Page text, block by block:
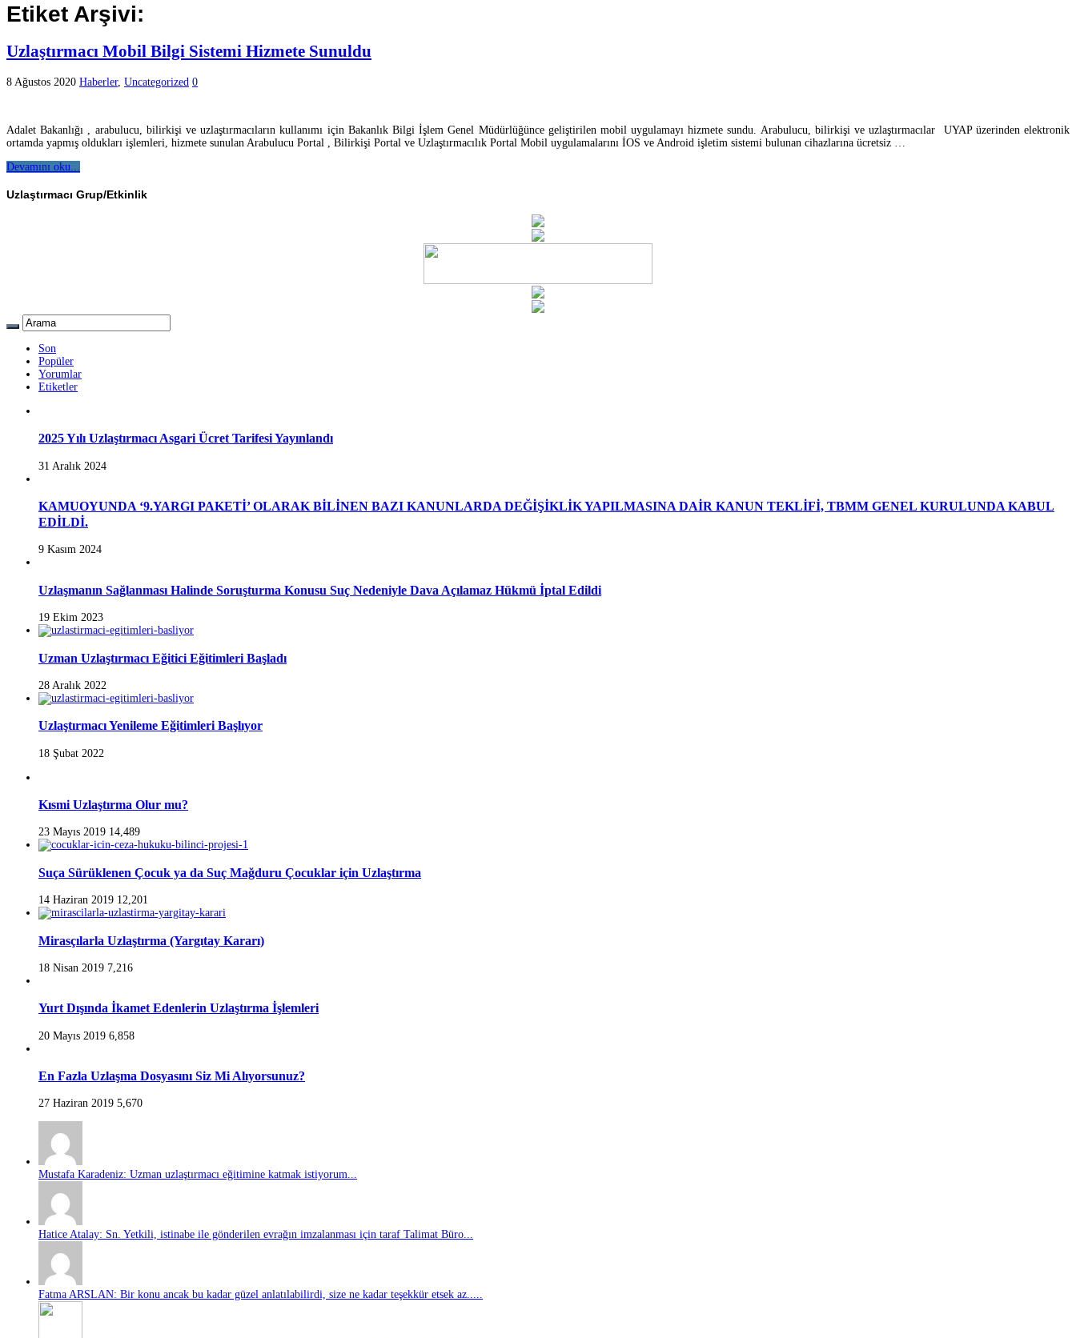
Etiket Arşivi:
Uzlaştırmacı Mobil Bilgi Sistemi Hizmete Sunuldu
8 Ağustos 2020 Haberler, Uncategorized 0
Adalet Bakanlığı , arabulucu, bilirkişi ve uzlaştırmacıların kullanımı için Bakanlık Bilgi İşlem Genel Müdürlüğünce geliştirilen mobil uygulamayı hizmete sundu. Arabulucu, bilirkişi ve uzlaştırmacılar UYAP üzerinden elektronik
ortamda yapmış oldukları işlemleri, hizmete sunulan Arabulucu Portal , Bilirkişi Portal ve Uzlaştırmacılık Portal Mobil uygulamalarını İOS ve Android işletim sistemi bulunan cihazlarına ücretsiz …
Devamını oku...
Uzlaştırmacı Grup/Etkinlik
Son
Popüler
Yorumlar
Etiketler
2025 Yılı Uzlaştırmacı Asgari Ücret Tarifesi Yayınlandı
31 Aralık 2024
KAMUOYUNDA ‘9.YARGI PAKETİ’ OLARAK BİLİNEN BAZI KANUNLARDA DEĞİŞİKLİK YAPILMASINA DAİR KANUN TEKLİFİ, TBMM GENEL KURULUNDA KABUL
EDİLDİ.
9 Kasım 2024
Uzlaşmanın Sağlanması Halinde Soruşturma Konusu Suç Nedeniyle Dava Açılamaz Hükmü İptal Edildi
19 Ekim 2023
Uzman Uzlaştırmacı Eğitici Eğitimleri Başladı
28 Aralık 2022
Uzlaştırmacı Yenileme Eğitimleri Başlıyor
18 Şubat 2022
Kısmi Uzlaştırma Olur mu?
23 Mayıs 2019 14,489
Suça Sürüklenen Çocuk ya da Suç Mağduru Çocuklar için Uzlaştırma
14 Haziran 2019 12,201
Mirasçılarla Uzlaştırma (Yargıtay Kararı)
18 Nisan 2019 7,216
Yurt Dışında İkamet Edenlerin Uzlaştırma İşlemleri
20 Mayıs 2019 6,858
En Fazla Uzlaşma Dosyasını Siz Mi Alıyorsunuz?
27 Haziran 2019 5,670
Mustafa Karadeniz: Uzman uzlaştırmacı eğitimine katmak istiyorum...
Hatice Atalay: Sn. Yetkili, istinabe ile gönderilen evrağın imzalanması için taraf Talimat Büro...
Fatma ARSLAN: Bir konu ancak bu kadar güzel anlatılabilirdi, size ne kadar teşekkür etsek az.....